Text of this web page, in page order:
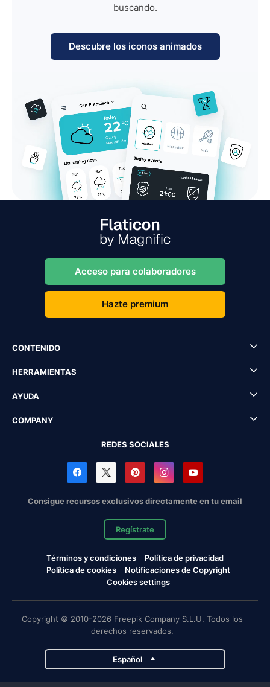
buscando.
Descubre los iconos animados
Acceso para colaboradores
Hazte premium
CONTENIDO
HERRAMIENTAS
AYUDA
COMPANY
REDES SOCIALES
Consigue recursos exclusivos directamente en tu email
Regístrate
Términos y condiciones
Política de privacidad
Política de cookies
Notificaciones de Copyright
Cookies settings
Copyright © 2010-2026 Freepik Company S.L.U. Todos los
derechos reservados.
Español